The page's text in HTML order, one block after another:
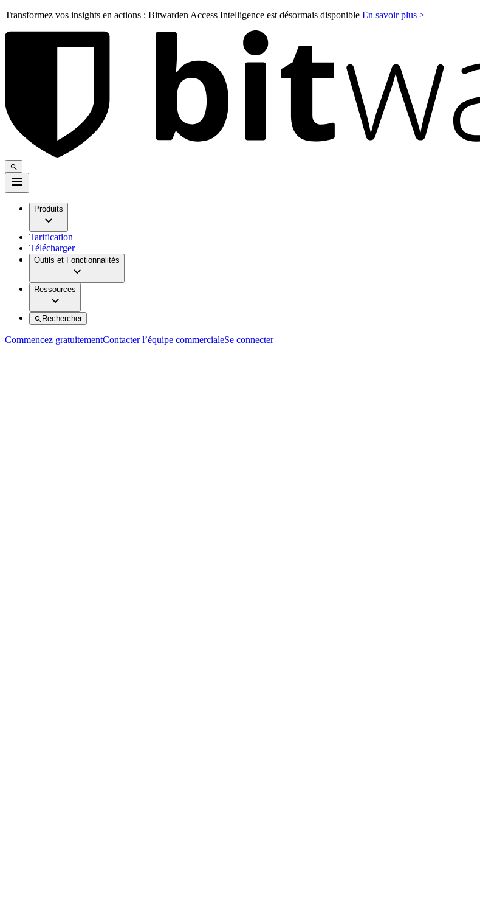
Transformez vos insights en actions : Bitwarden Access Intelligence est désormais disponible En savoir plus >
Produits
Tarification
Télécharger
Outils et Fonctionnalités
Ressources
Rechercher
Commencez gratuitementContacter l’équipe commercialeSe connecter